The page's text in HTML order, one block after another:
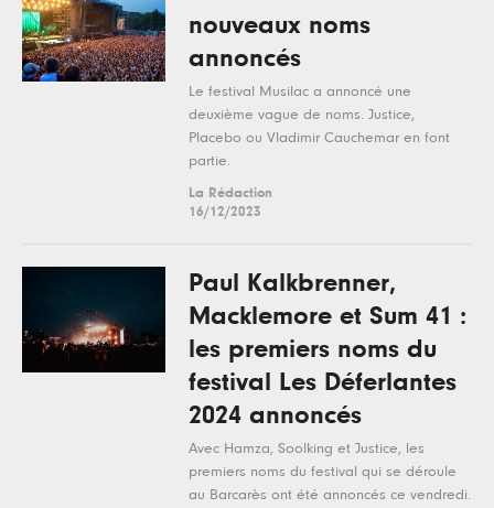
nouveaux noms
annoncés
Le festival Musilac a annoncé une
deuxième vague de noms. Justice,
Placebo ou Vladimir Cauchemar en font
partie.
La Rédaction
16/12/2023
Paul Kalkbrenner,
Macklemore et Sum 41 :
les premiers noms du
festival Les Déferlantes
2024 annoncés
Avec Hamza, Soolking et Justice, les
premiers noms du festival qui se déroule
au Barcarès ont été annoncés ce vendredi.